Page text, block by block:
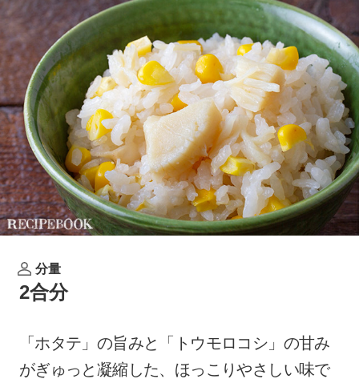
分量
2合分
「ホタテ」の旨みと「トウモロコシ」の甘み
がぎゅっと凝縮した、ほっこりやさしい味で